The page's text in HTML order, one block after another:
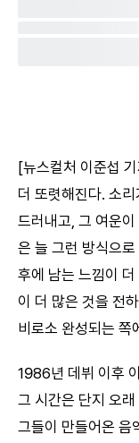
[뉴스컬처 이준섭
더 또렷해진다. 소
드러내고, 그 여운
은 늘 그런 방식으
후에 남는 느낌이
이 더 많은 것을 전
비로소 완성되는 쪽
1986년 데뷔 이후
그 시간은 단지 오
그들이 만들어온 음